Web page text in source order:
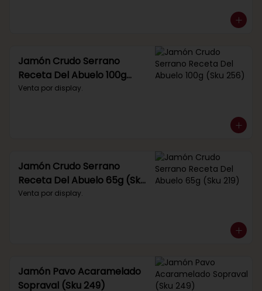
Jamón Crudo Serrano
Receta Del Abuelo 100g
(Sku 256)
Venta por display.
Jamón Crudo Serrano
Receta Del Abuelo 65g (Sku
219)
Venta por display.
Jamón Pavo Acaramelado
Sopraval (Sku 249)